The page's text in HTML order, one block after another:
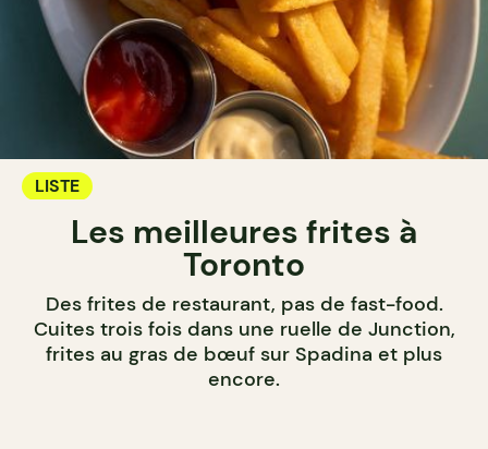
LISTE
Les meilleures frites à
Toronto
Des frites de restaurant, pas de fast-food.
Cuites trois fois dans une ruelle de Junction,
frites au gras de bœuf sur Spadina et plus
encore.